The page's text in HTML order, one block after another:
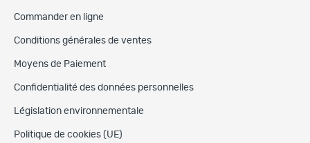
Commander en ligne
Conditions générales de ventes
Moyens de Paiement
Confidentialité des données personnelles
Législation environnementale
Politique de cookies (UE)